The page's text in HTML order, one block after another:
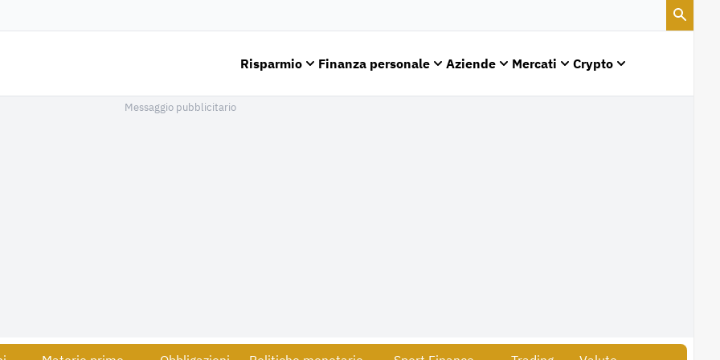
Risparmio Finanza personale Aziende Mercati Crypto
Messaggio pubblicitario